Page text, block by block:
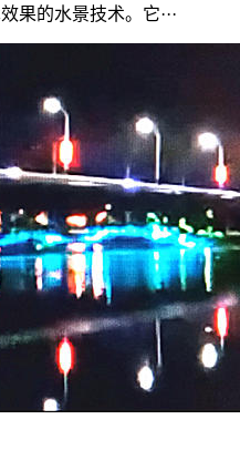
果的水景技术。它···